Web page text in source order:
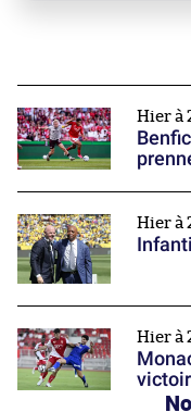
Hier à
Hier à
Hier à